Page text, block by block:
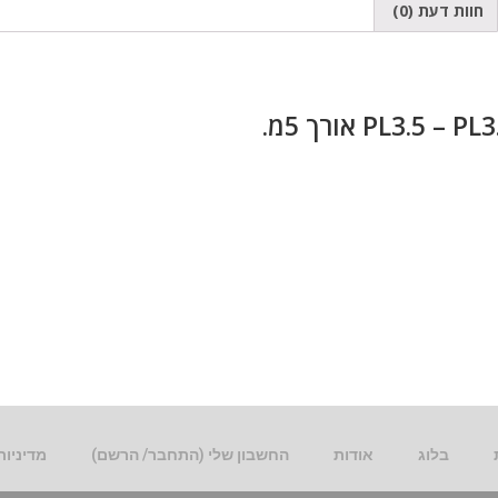
חוות דעת (0)
בלוג אודות החשבון שלי (התחבר/ הרשם)